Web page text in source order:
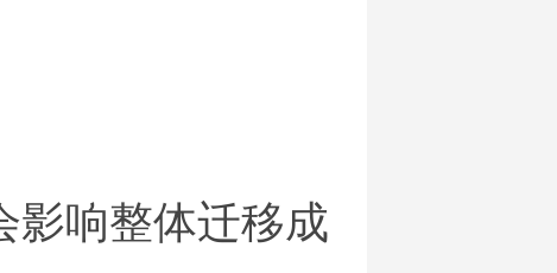
影响整体迁移成